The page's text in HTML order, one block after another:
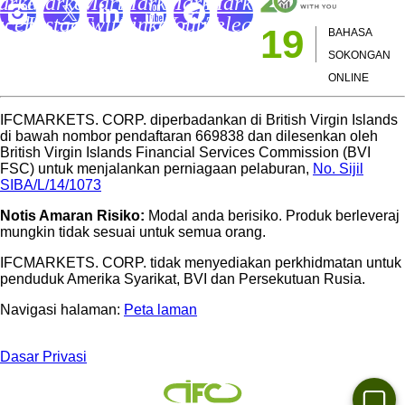
InstagramTwitterLinkedInYoutubeTelegram19
BAHASA
SOKONGAN
ONLINE
IFCMARKETS. CORP. diperbadankan di British Virgin Islands
di bawah nombor pendaftaran 669838 dan dilesenkan oleh
British Virgin Islands Financial Services Commission (BVI
FSC) untuk menjalankan perniagaan pelaburan, No. Sijil
SIBA/L/14/1073
Notis Amaran Risiko: Modal anda berisiko. Produk berleveraj
mungkin tidak sesuai untuk semua orang.
IFCMARKETS. CORP. tidak menyediakan perkhidmatan untuk
penduduk Amerika Syarikat, BVI dan Persekutuan Rusia.
Navigasi halaman: Peta laman
Dasar Privasi